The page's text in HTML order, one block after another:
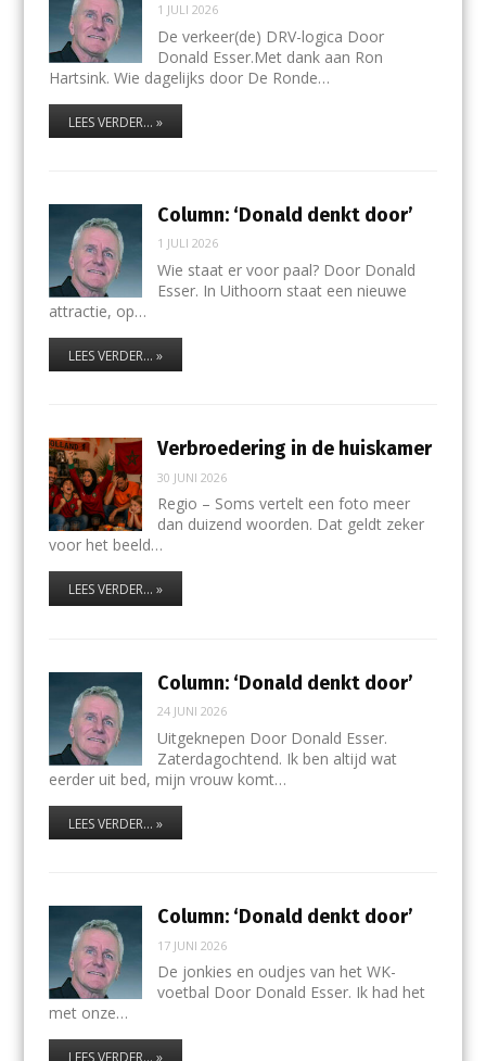
1 JULI 2026
De verkeer(de) DRV-logica Door
Donald Esser.Met dank aan Ron
Hartsink. Wie dagelijks door De Ronde…
LEES VERDER... »
Column: ‘Donald denkt door’
1 JULI 2026
Wie staat er voor paal? Door Donald
Esser. In Uithoorn staat een nieuwe
attractie, op…
LEES VERDER... »
Verbroedering in de huiskamer
30 JUNI 2026
Regio – Soms vertelt een foto meer
dan duizend woorden. Dat geldt zeker
voor het beeld…
LEES VERDER... »
Column: ‘Donald denkt door’
24 JUNI 2026
Uitgeknepen Door Donald Esser.
Zaterdagochtend. Ik ben altijd wat
eerder uit bed, mijn vrouw komt…
LEES VERDER... »
Column: ‘Donald denkt door’
17 JUNI 2026
De jonkies en oudjes van het WK-
voetbal Door Donald Esser. Ik had het
met onze…
LEES VERDER... »